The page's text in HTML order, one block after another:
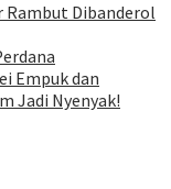
Rambut Dibanderol
Empuk dan
Jadi Nyenyak!